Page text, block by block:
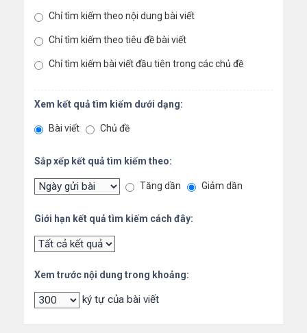
Chỉ tìm kiếm theo nội dung bài viết
Chỉ tìm kiếm theo tiêu đề bài viết
Chỉ tìm kiếm bài viết đầu tiên trong các chủ đề
Xem kết quả tìm kiếm dưới dạng:
Bài viết Chủ đề
Sắp xếp kết quả tìm kiếm theo:
Tăng dần Giảm dần
Giới hạn kết quả tìm kiếm cách đây:
Xem trước nội dung trong khoảng:
ký tự của bài viết